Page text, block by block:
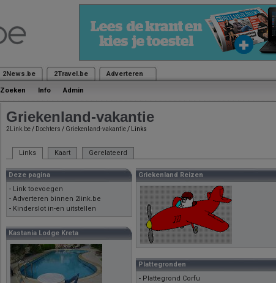
2News.be 2Travel.be Adverteren
Zoeken Info Admin
Griekenland-vakantie
2Link.be/ Dochters / Griekenland-vakantie/ Links
Links Kaart Gerelateerd
Deze pagina
- Link toevoegen
- Adverteren binnen 2link.be
- Kinderslot in-en uitstellen
Kastania Lodge Kreta
Griekenland Reizen
Plattegronden
- Plattegrond Corfu